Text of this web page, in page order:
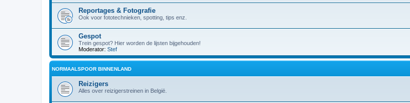
Reportages & Fotografie
Ook voor fototechnieken, spotting, tips enz.
Gespot
Trein gespot? Hier worden de lijsten bijgehouden!
Moderator: Stef
NORMAALSPOOR BINNENLAND
Reizigers
Alles over reizigerstreinen in België.